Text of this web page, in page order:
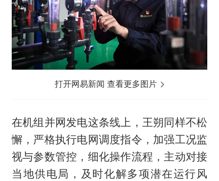
打开网易新闻 查看更多图片
在机组并网发电这条线上，王朔同样不松
懈，严格执行电网调度指令，加强工况监
视与参数管控，细化操作流程，主动对接
当地供电局，及时化解多项潜在运行风